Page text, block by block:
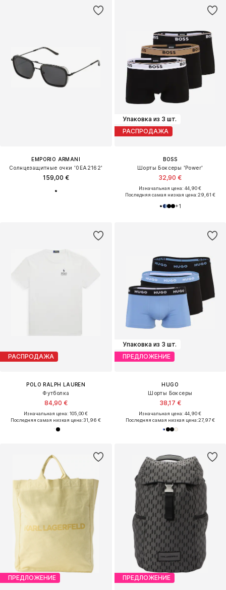
EMPORIO ARMANI
Солнцезащитные очки '0EA2162'
159,00 €
Упаковка из 3 шт.
РАСПРОДАЖА
BOSS
Шорты Боксеры 'Power'
32,90 €
Изначальная цена: 44,90 €
Последняя самая низкая цена:29,61 €
+1
РАСПРОДАЖА
POLO RALPH LAUREN
Футболка
84,90 €
Изначальная цена: 105,00 €
Последняя самая низкая цена:31,96 €
Упаковка из 3 шт.
ПРЕДЛОЖЕНИЕ
HUGO
Шорты Боксеры
38,17 €
Изначальная цена: 44,90 €
Последняя самая низкая цена:27,97 €
ПРЕДЛОЖЕНИЕ ПРЕДЛОЖЕНИЕ